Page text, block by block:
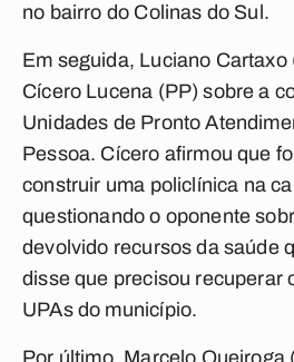
no bairro do Colinas do Sul.
Em seguida, Luciano
Cícero Lucena (PP) sobre a
Unidades de Pronto
Pessoa. Cícero afirmou que
construir uma policlínica na
questionando o oponente
devolvido recursos da saúde
disse que precisou recuperar
UPAs do município.
Por último, Marcelo Queiroga